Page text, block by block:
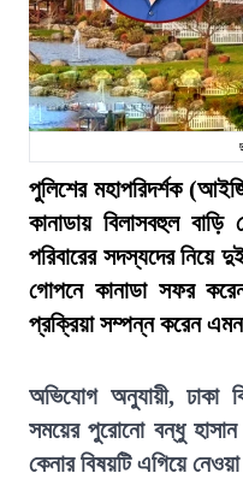
পুলিশের মহাপরিদর্শক
কানাডায় বিলাসবহুল
পরিবারের সদস্যদের নিয়ে
গোপনে কানাডা সফর
প্রক্রিয়া সম্পন্ন করেন
অভিযোগ অনুযায়ী, ঢাকা
সময়ের পুরোনো বন্ধু হাসান
কেনার বিষয়টি এগিয়ে